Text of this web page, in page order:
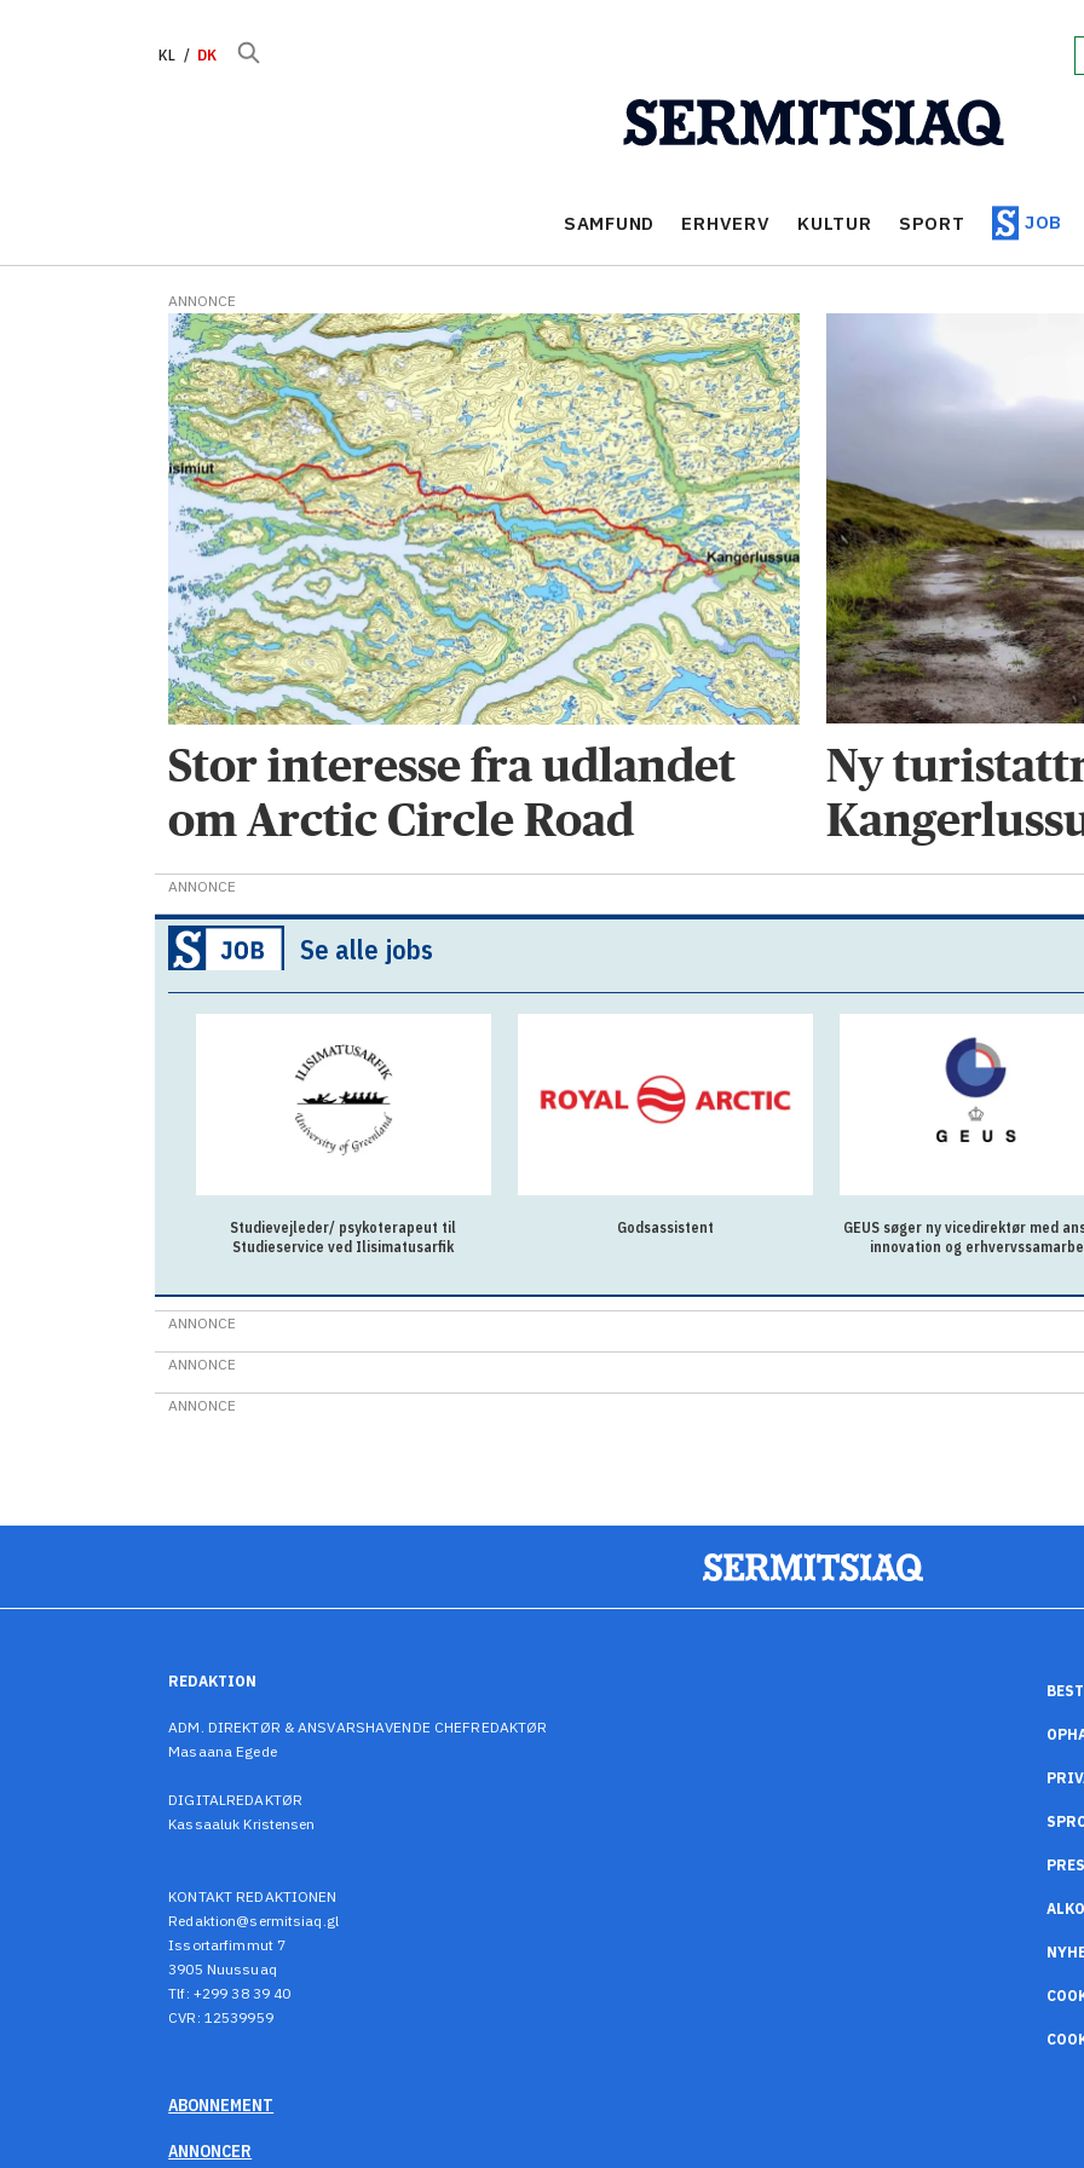
KL DK
SAMFUND ERHVERV KULTUR SPORT JOB
ANNONCE
Stor interesse fra udlandet
om Arctic Circle Road
Ny
ANNONCE
Se alle jobs
Studievejleder/ psykoterapeut til
Studieservice ved Ilisimatusarfik
Godsassistent
GEUS søger ny vicedirektør med
innovation og
ANNONCE
ANNONCE
ANNONCE
REDAKTION
ADM. DIREKTØR & ANSVARSHAVENDE CHEFREDAKTØR
Masaana Egede
DIGITALREDAKTØR
Kassaaluk Kristensen
KONTAKT REDAKTIONEN
Redaktion@sermitsiaq.gl
Issortarfimmut 7
3905 Nuussuaq
Tlf: +299 38 39 40
CVR: 12539959
ABONNEMENT
ANNONCER